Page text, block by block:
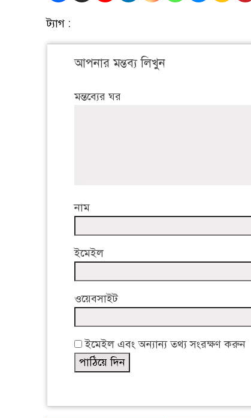
ট্যাগ :
আপনার মন্তব্য লিখুন
মন্তব্যের ঘর
নাম
ইমেইল
ওয়েবসাইট
ইমেইল এবং অন্যান্য তথ্য সংরক্ষণ করুন